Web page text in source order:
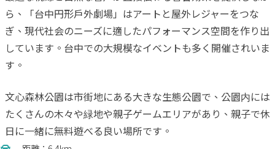
ら、「台中円形戶外劇場」はアートと屋外レジャーをつな
ぎ、現代社会のニーズに適したパフォーマンス空間を作り出
しています。台中での大規模なイベントも多く開催されいま
す。
文心森林公園は市街地にある大きな生態公園で、公園内には
たくさんの木々や緑地や親子ゲームエリアがあり、親子で休
日に一緒に無料遊べる良い場所です。